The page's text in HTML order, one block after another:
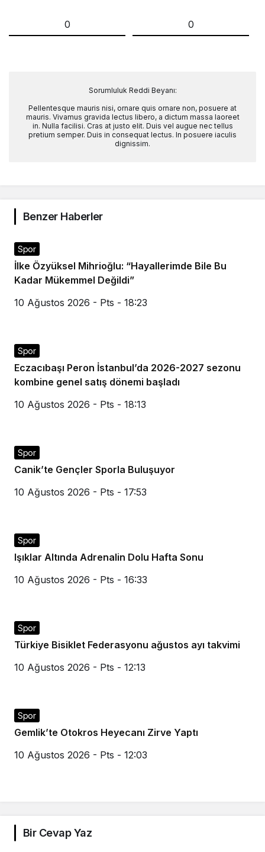
0 0
Sorumluluk Reddi Beyanı:
Pellentesque mauris nisi, ornare quis ornare non, posuere at
mauris. Vivamus gravida lectus libero, a dictum massa laoreet
in. Nulla facilisi. Cras at justo elit. Duis vel augue nec tellus
pretium semper. Duis in consequat lectus. In posuere iaculis
dignissim.
Benzer Haberler
Spor
İlke Özyüksel Mihrioğlu: “Hayallerimde Bile Bu
Kadar Mükemmel Değildi”
10 Ağustos 2026 - Pts - 18:23
Spor
Eczacıbaşı Peron İstanbul’da 2026-2027 sezonu
kombine genel satış dönemi başladı
10 Ağustos 2026 - Pts - 18:13
Spor
Canik’te Gençler Sporla Buluşuyor
10 Ağustos 2026 - Pts - 17:53
Spor
Işıklar Altında Adrenalin Dolu Hafta Sonu
10 Ağustos 2026 - Pts - 16:33
Spor
Türkiye Bisiklet Federasyonu ağustos ayı takvimi
10 Ağustos 2026 - Pts - 12:13
Spor
Gemlik’te Otokros Heyecanı Zirve Yaptı
10 Ağustos 2026 - Pts - 12:03
Bir Cevap Yaz